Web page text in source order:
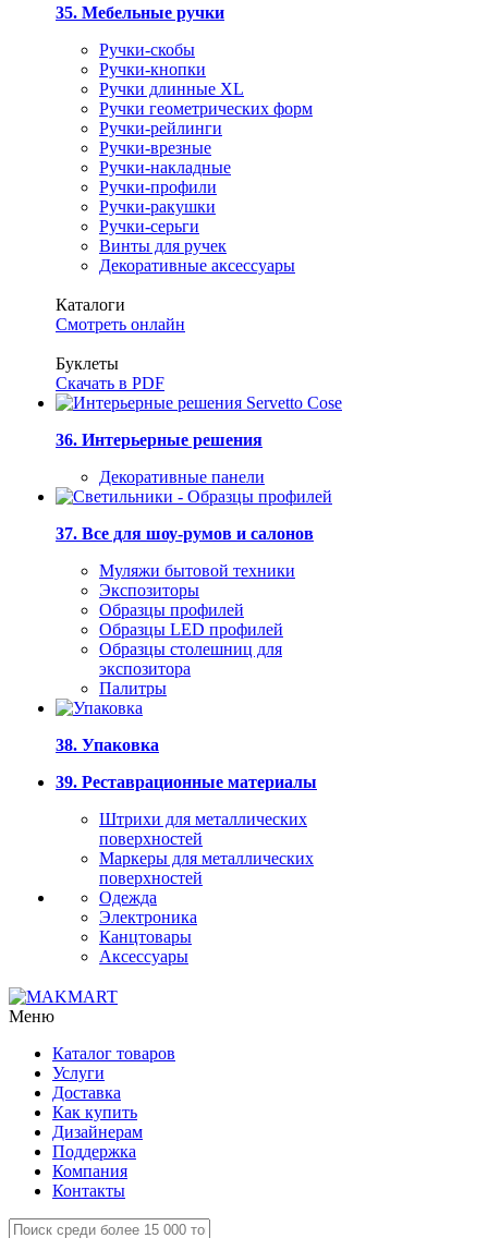
35. Мебельные ручки
Ручки-скобы
Ручки-кнопки
Ручки длинные XL
Ручки геометрических форм
Ручки-рейлинги
Ручки-врезные
Ручки-накладные
Ручки-профили
Ручки-ракушки
Ручки-серьги
Винты для ручек
Декоративные аксессуары
Каталоги
Смотреть онлайн
Буклеты
Скачать в PDF
36. Интерьерные решения
Декоративные панели
37. Все для шоу-румов и салонов
Муляжи бытовой техники
Экспозиторы
Образцы профилей
Образцы LED профилей
Образцы столешниц для
экспозитора
Палитры
38. Упаковка
39. Реставрационные материалы
Штрихи для металлических
поверхностей
Маркеры для металлических
поверхностей
Одежда
Электроника
Канцтовары
Аксессуары
Меню
Каталог товаров
Услуги
Доставка
Как купить
Дизайнерам
Поддержка
Компания
Контакты